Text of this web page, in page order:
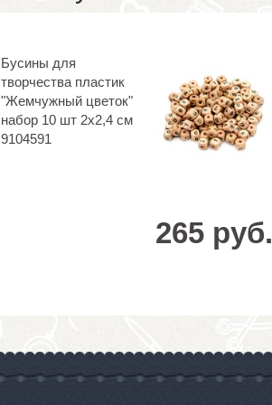
Бусины для
творчества пластик
"Жемчужный цветок"
набор 10 шт 2х2,4 см
9104591
265 руб.